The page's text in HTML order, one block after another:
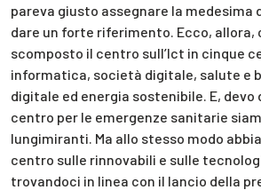
pareva giusto assegnare la medesima
dare un forte riferimento. Ecco, allora,
scomposto il centro sull’Ict in cinque
informatica, società digitale, salute e
digitale ed energia sostenibile. E, devo
centro per le emergenze sanitarie
lungimiranti. Ma allo stesso modo
centro sulle rinnovabili e sulle
trovandoci in linea con il lancio della